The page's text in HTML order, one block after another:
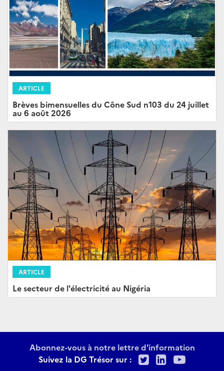
ARTICLE
Brèves bimensuelles du Cône Sud n103 du 24 juillet
au 6 août 2026
ARTICLE
Le secteur de l'électricité au Nigéria
Abonnez-vous à notre lettre d'information
Suivez la DG Trésor sur :
TwitterLinkedIn